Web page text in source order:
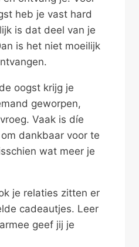
heb je vast hard
is dat deel van je
is het niet moeilijk
oogst krijg je
geworpen,
Vaak is díe
dankbaar voor te
wat meer je
je relaties zitten er
cadeautjes. Leer
geef jij je